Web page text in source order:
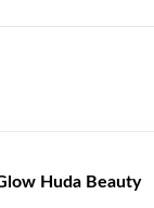
Huda Beauty